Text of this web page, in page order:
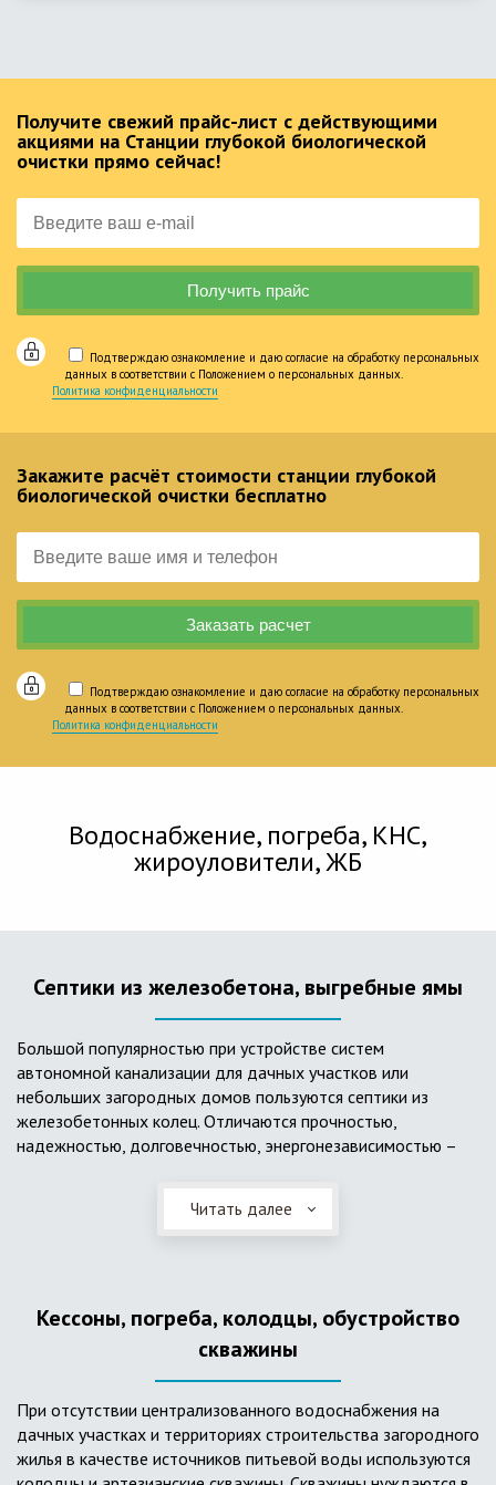
Получите свежий прайс-лист с действующими
акциями на Станции глубокой биологической
очистки прямо сейчас!
Подтверждаю ознакомление и даю согласие на обработку персональных
данных в соответствии с Положением о персональных данных.
Политика конфиденциальности
Закажите расчёт стоимости станции глубокой
биологической очистки бесплатно
Подтверждаю ознакомление и даю согласие на обработку персональных
данных в соответствии с Положением о персональных данных.
Политика конфиденциальности
Водоснабжение, погреба, КНС,
жироуловители, ЖБ
Септики из железобетона, выгребные ямы
Большой популярностью при устройстве систем
автономной канализации для дачных участков или
небольших загородных домов пользуются септики из
железобетонных колец. Отличаются прочностью,
надежностью, долговечностью, энергонезависимостью –
ж/б колец состоят из нескольких камер, соединенных
переливными трубами, в которых происходят процессы
септики требуют периодической очистки ассенизаторской
Читать далее
Кессоны, погреба, колодцы, обустройство
скважины
При отсутствии централизованного водоснабжения на
дачных участках и территориях строительства загородного
жилья в качестве источников питьевой воды используются